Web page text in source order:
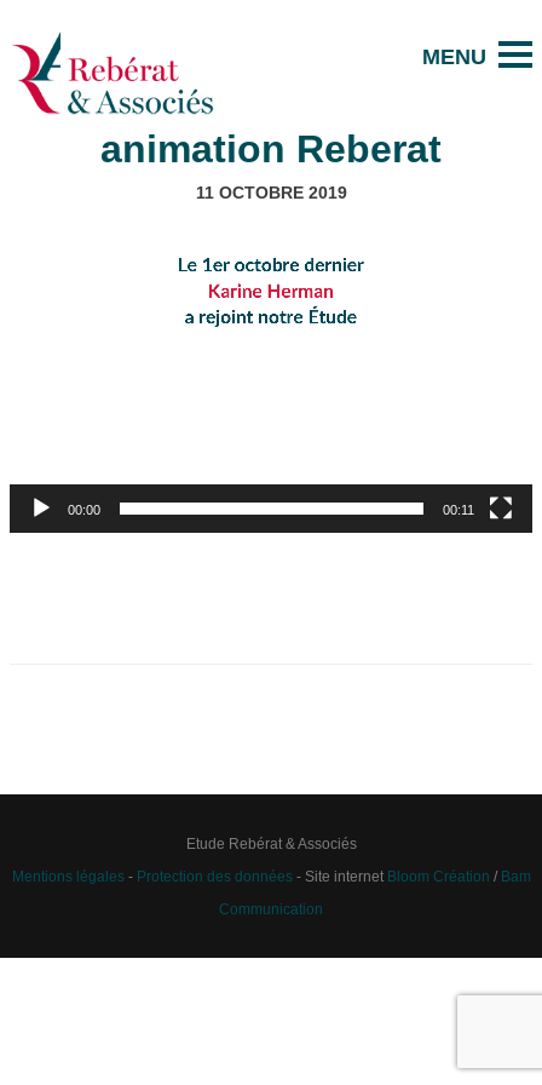
animation Reberat
11 OCTOBRE 2019
00:00 00:11
Etude Rebérat & Associés
Mentions légales- Protection des données- Site internet Bloom Création / Bam
Communication